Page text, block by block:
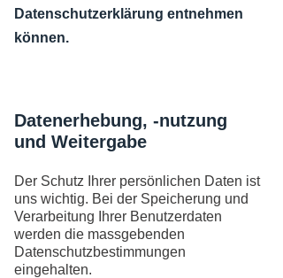
Datenerhebung, -nutzung
und Weitergabe
Der Schutz Ihrer persönlichen Daten ist
uns wichtig. Bei der Speicherung und
Verarbeitung Ihrer Benutzerdaten
werden die massgebenden
Datenschutzbestimmungen
eingehalten.
Datenschutzerklärung entnehmen
können.